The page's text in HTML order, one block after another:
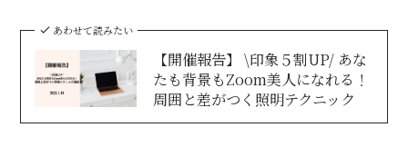
あわせて読みたい
【開催報告】 \印象５割UP/ あな
たも背景もZoom美人になれる！
周囲と差がつく照明テクニック